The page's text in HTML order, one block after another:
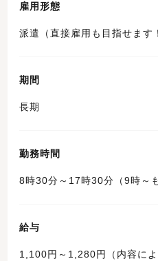
雇用形態
派遣（直接雇用も目指せます
期間
長期
勤務時間
8時30分～17時30分（9時～
給与
1,100円～1,280円（内容によ